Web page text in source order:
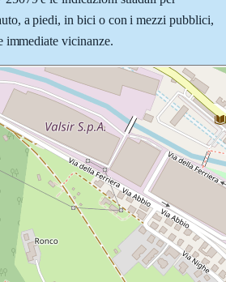
a piedi, in bici o con i mezzi pubblici,
immediate vicinanze.